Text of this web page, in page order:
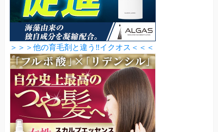
＞＞＞他の育毛剤と違う‼イクオス＜＜＜